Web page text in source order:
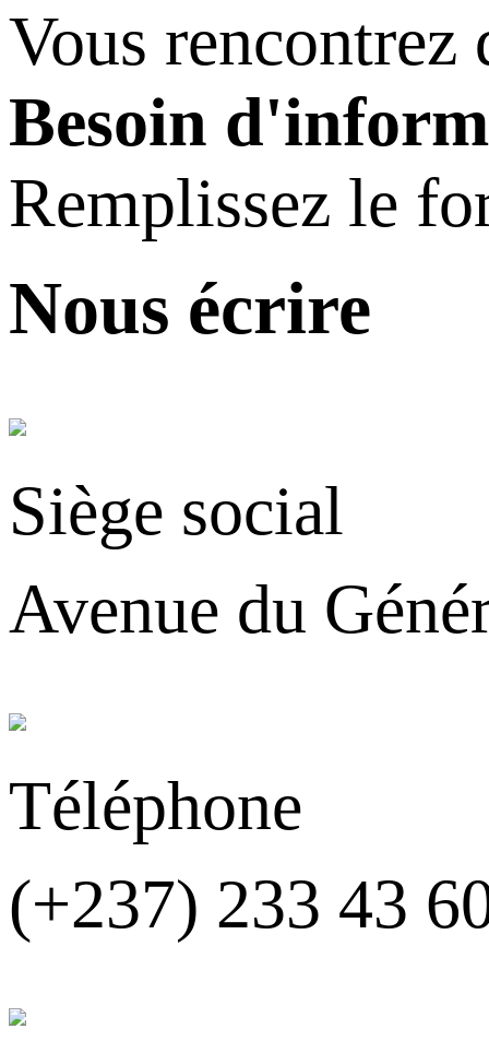
Vous
Besoin
Remplissez le
Nous écrire
Siège social
Avenue du
Téléphone
(+237) 233 43